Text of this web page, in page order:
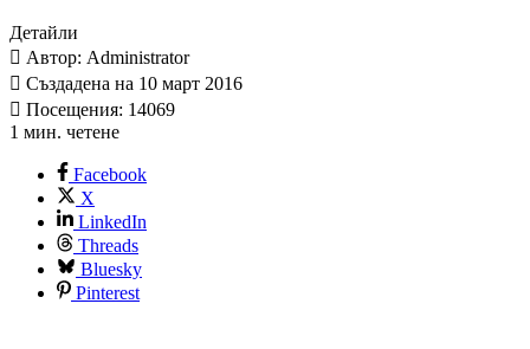
Детайли
Автор: Administrator
Създадена на 10 март 2016
Посещения: 14069
1 мин. четене
Facebook
X
LinkedIn
Threads
Bluesky
Pinterest